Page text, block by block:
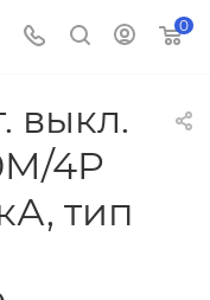
0
выкл.
4P
тип